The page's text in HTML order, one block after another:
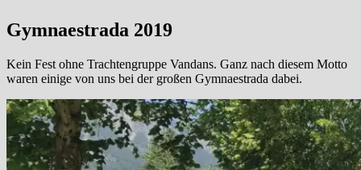
Gymnaestrada 2019
Kein Fest ohne Trachtengruppe Vandans. Ganz nach diesem Motto
waren einige von uns bei der großen Gymnaestrada dabei.